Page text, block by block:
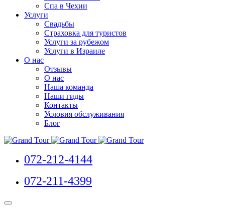
Спа в Чехии
Услуги
Свадьбы
Страховка для туристов
Услуги за рубежом
Услуги в Израиле
О нас
Отзывы
О нас
Наша команда
Наши гиды
Контакты
Условия обслуживания
Блог
072-212-4144
072-211-4399